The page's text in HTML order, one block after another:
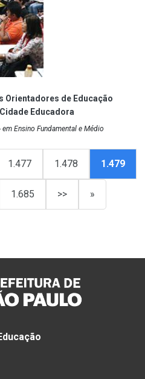
Orientadores de Educação
Educadora
Ensino Fundamental e Médio
1.477 1.478 1.479
1.685 >> »